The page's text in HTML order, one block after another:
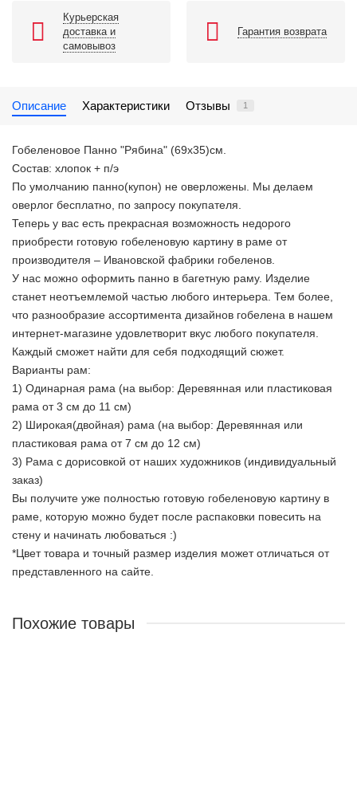
Курьерская
доставка и
самовывоз
Гарантия возврата
Описание Характеристики Отзывы 1
Гобеленовое Панно "Рябина" (69х35)см.
Состав: хлопок + п/э
По умолчанию панно(купон) не оверложены. Мы делаем
оверлог бесплатно, по запросу покупателя.
Теперь у вас есть прекрасная возможность недорого
приобрести готовую гобеленовую картину в раме от
производителя – Ивановской фабрики гобеленов.
У нас можно оформить панно в багетную раму. Изделие
станет неотъемлемой частью любого интерьера. Тем более,
что разнообразие ассортимента дизайнов гобелена в нашем
интернет-магазине удовлетворит вкус любого покупателя.
Каждый сможет найти для себя подходящий сюжет.
Варианты рам:
1) Одинарная рама (на выбор: Деревянная или пластиковая
рама от 3 см до 11 см)
2) Широкая(двойная) рама (на выбор: Деревянная или
пластиковая рама от 7 см до 12 см)
3) Рама с дорисовкой от наших художников (индивидуальный
заказ)
Вы получите уже полностью готовую гобеленовую картину в
раме, которую можно будет после распаковки повесить на
стену и начинать любоваться :)
*Цвет товара и точный размер изделия может отличаться от
представленного на сайте.
Похожие товары